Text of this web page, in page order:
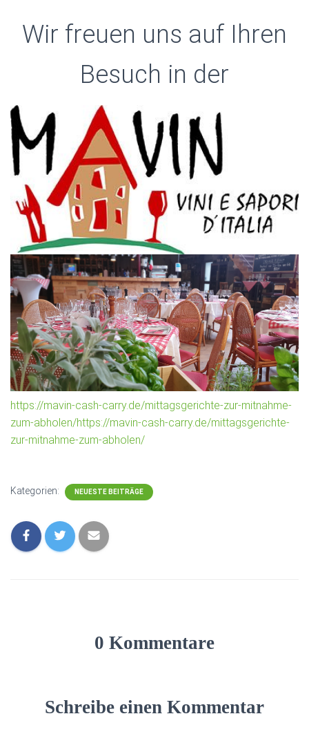
Wir freuen uns auf Ihren
Besuch in der
https://mavin-cash-carry.de/mittagsgerichte-zur-mitnahme-
zum-abholen/https://mavin-cash-carry.de/mittagsgerichte-
zur-mitnahme-zum-abholen/
Kategorien: NEUESTE BEITRÄGE
0 Kommentare
Schreibe einen Kommentar